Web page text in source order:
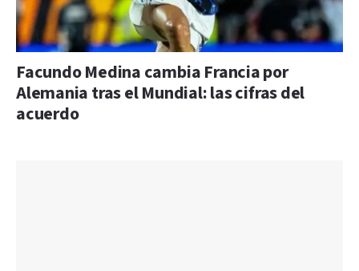
Facundo Medina cambia Francia por
Alemania tras el Mundial: las cifras del
acuerdo